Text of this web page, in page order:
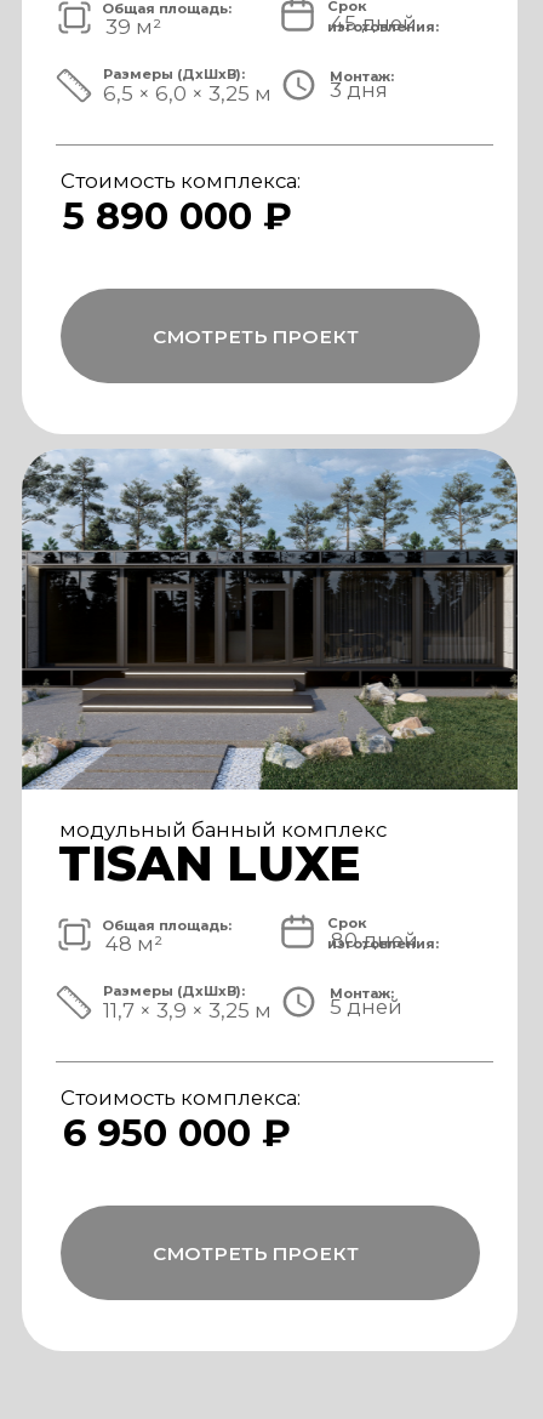
АРХИТЕКТУРА И ЭКСТЕРЬЕР
Мы совмещаем скорость модульной
сборки с технологиями капитального
строительства, включая использование
бетона, керамогранита и премиального
инженерного оборудования